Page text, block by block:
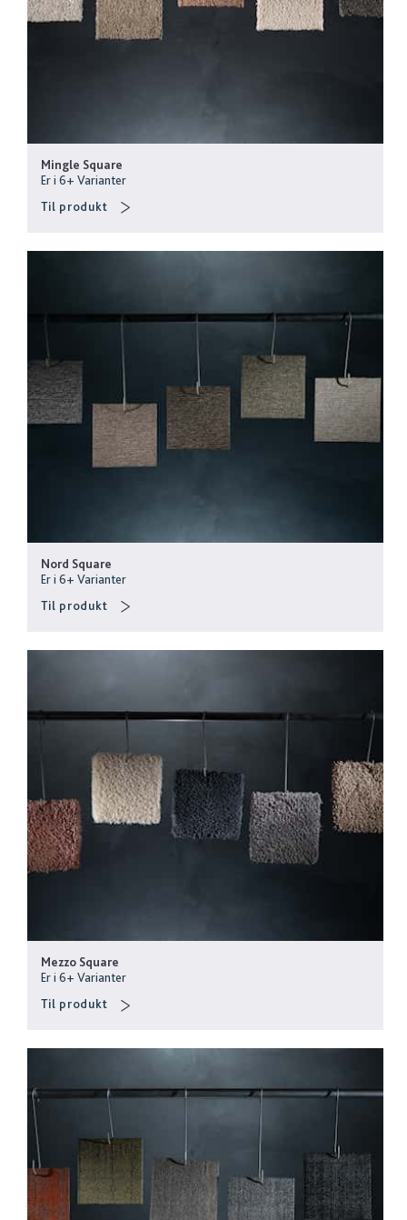
Mingle Square
Er i 6+Varianter
Til produkt
Nord Square
Er i 6+Varianter
Til produkt
Mezzo Square
Er i 6+Varianter
Til produkt